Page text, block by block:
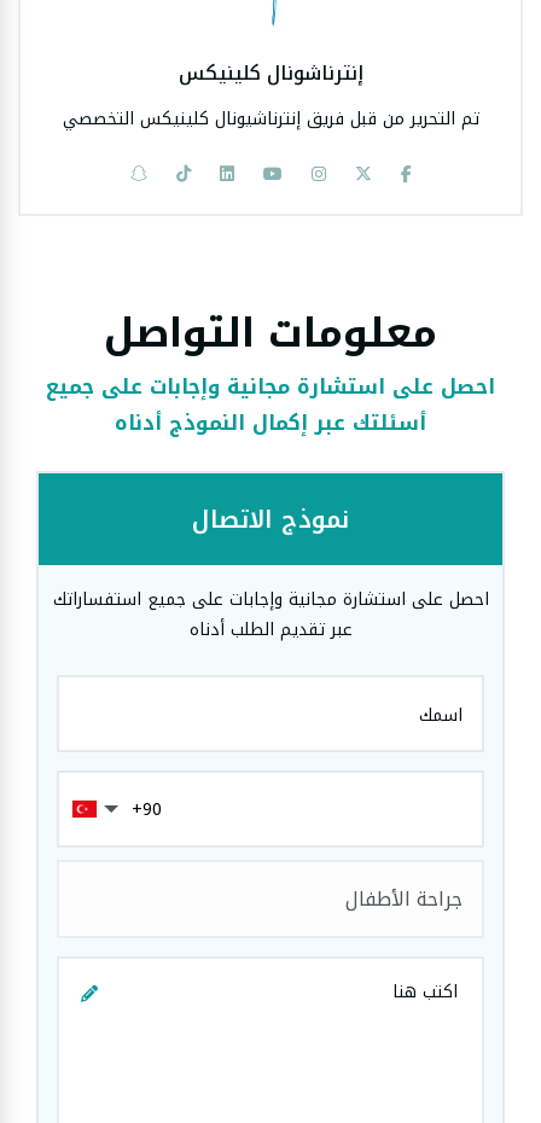
إنترناشونال كلينيكس
تم التحرير من قبل فريق إنترناشيونال كلينيكس التخصصي
معلومات التواصل
احصل على استشارة مجانية وإجابات على جميع
أسئلتك عبر إكمال النموذج أدناه
نموذج الاتصال
احصل على استشارة مجانية وإجابات على جميع استفساراتك
عبر تقديم الطلب أدناه
جراحة الأطفال